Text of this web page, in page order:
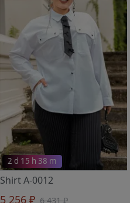
2 d 15 h 38 m
Shirt A-0012
5 256 ₽ 6 431 ₽